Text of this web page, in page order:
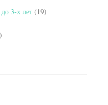
3-х лет (19)